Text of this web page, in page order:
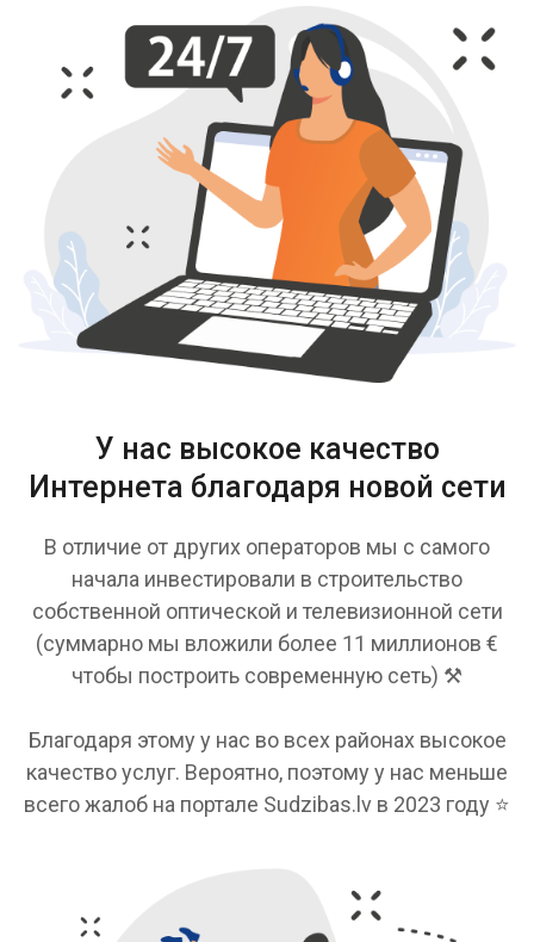
У нас высокое качество
Интернета благодаря новой сети
В отличие от других операторов мы с самого
начала инвестировали в строительство
собственной оптической и телевизионной сети
(суммарно мы вложили более 11 миллионов €
чтобы построить современную сеть) ⚒️
Благодаря этому у нас во всех районах высокое
качество услуг. Вероятно, поэтому у нас меньше
всего жалоб на портале Sudzibas.lv в 2023 году ⭐